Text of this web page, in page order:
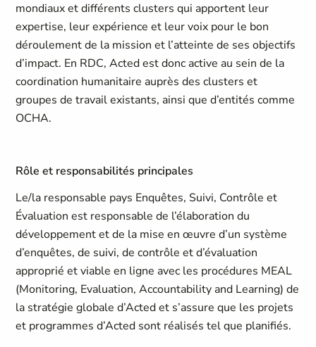
mondiaux et différents clusters qui apportent leur
expertise, leur expérience et leur voix pour le bon
déroulement de la mission et l’atteinte de ses objectifs
d’impact. En RDC, Acted est donc active au sein de la
coordination humanitaire auprès des clusters et
groupes de travail existants, ainsi que d’entités comme
OCHA.
Rôle et responsabilités principales
Le/la responsable pays Enquêtes, Suivi, Contrôle et
Évaluation est responsable de l’élaboration du
développement et de la mise en œuvre d’un système
d’enquêtes, de suivi, de contrôle et d’évaluation
approprié et viable en ligne avec les procédures MEAL
(Monitoring, Evaluation, Accountability and Learning) de
la stratégie globale d’Acted et s’assure que les projets
et programmes d’Acted sont réalisés tel que planifiés.